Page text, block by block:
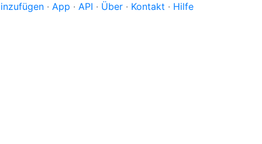
· App · API · Über · Kontakt · Hilfe